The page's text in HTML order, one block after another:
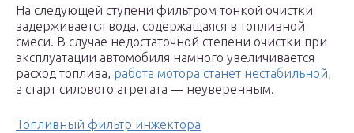
На следующей ступени фильтром тонкой очистки
задерживается вода, содержащаяся в топливной
смеси. В случае недостаточной степени очистки при
эксплуатации автомобиля намного увеличивается
расход топлива, работа мотора станет нестабильной,
а старт силового агрегата — неуверенным.
Топливный фильтр инжектора